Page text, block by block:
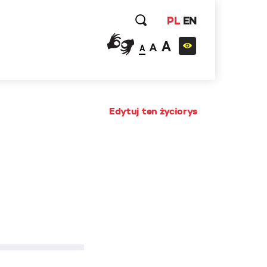
PL EN
A A A
Edytuj ten życiorys